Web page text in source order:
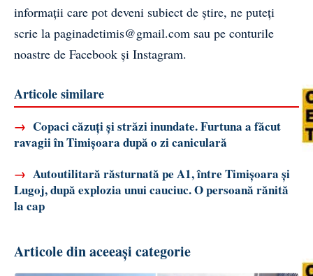
informații care pot deveni subiect de știre, ne puteți
scrie la paginadetimis@gmail.com sau pe conturile
noastre de Facebook și Instagram.
Articole similare
→ Copaci căzuți și străzi inundate. Furtuna a făcut
ravagii în Timișoara după o zi caniculară
→ Autoutilitară răsturnată pe A1, între Timișoara și
Lugoj, după explozia unui cauciuc. O persoană rănită
la cap
Articole din aceeași categorie